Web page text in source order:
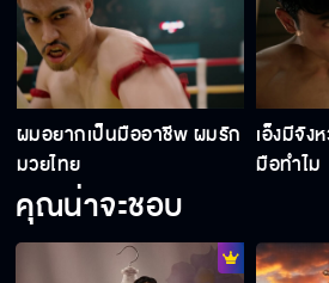
ชื่อ จอช เหมือนคนข้
ทำไมต้องหลอกกัน
ผมอยากเป็นมืออาชีพ ผมรัก
มวยไทย
เอ็งมีจัง
มือทำไม
คุณน่าจะชอบ